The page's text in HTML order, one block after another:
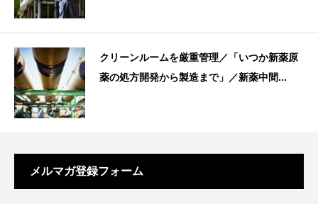
クリーンルームを厳重管理／「いつか新薬原
薬の処方開発から製造まで」／新薬中間...
メルマガ登録フォーム